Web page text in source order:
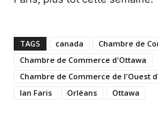
TAGS canada
Chambre de
Chambre de Commerce d'Ottawa
Chambre de Commerce de l'Ouest
Ian Faris
Orléans Ottawa